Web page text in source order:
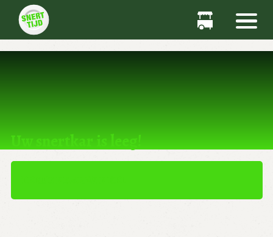
Dit product kan niet worden gekocht.
Uw snertkar is leeg!